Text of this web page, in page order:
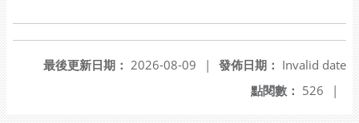
發佈日期： Invalid date
最後更新日期： 2026-08-09
|
點閱數： 526 |